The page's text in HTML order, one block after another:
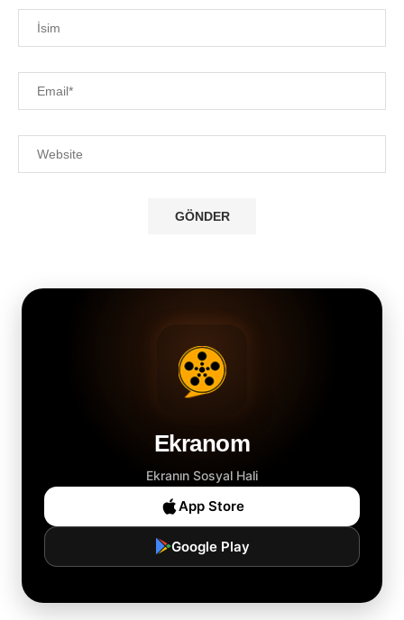
Ekranom
Ekranın Sosyal Hali
App Store
Google Play